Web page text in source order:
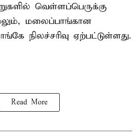
வெள்ளப்பெருக்கு
மலைப்பாங்கான
நிலச்சரிவு ஏற்பட்டுள்ளது.
Read More